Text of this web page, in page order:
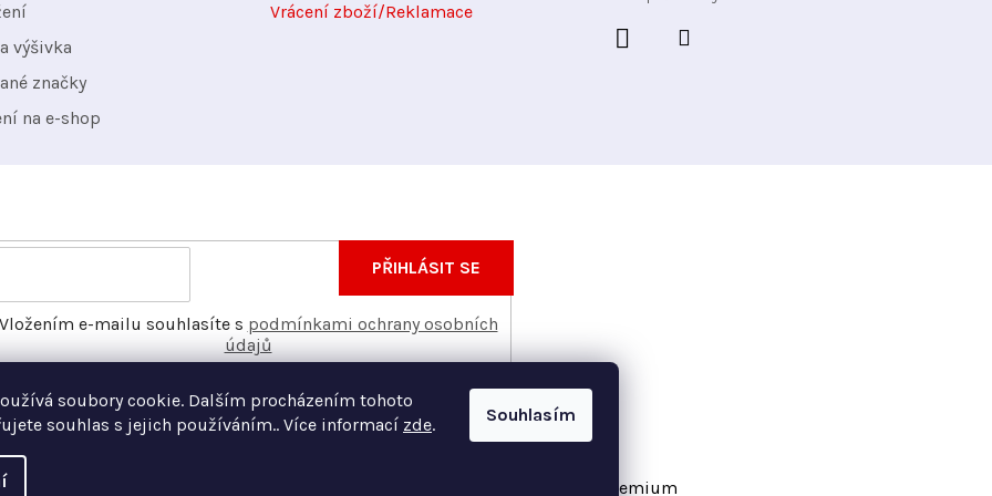
soubory cookie. Dalším procházením tohoto
souhlas s jejich používáním.. Více informací zde. Souhlasím
výšivka
značky
na e-shop
Vrácení zboží/Reklamace
o nových produktech na našem e-shopu.
Vložením e-mailu souhlasíte s podmínkami ochrany osobních
údajů
PŘIHLÁSIT SE
Vytvořil Shoptet Premium